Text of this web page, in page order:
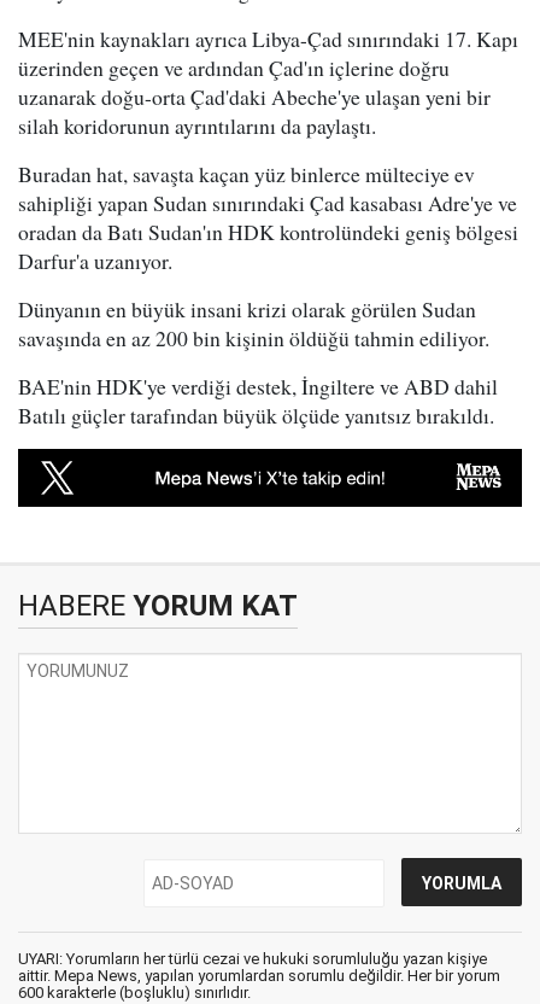
MEE'nin kaynakları ayrıca Libya-Çad sınırındaki 17. Kapı
üzerinden geçen ve ardından Çad'ın içlerine doğru
uzanarak doğu-orta Çad'daki Abeche'ye ulaşan yeni bir
silah koridorunun ayrıntılarını da paylaştı.
Buradan hat, savaşta kaçan yüz binlerce mülteciye ev
sahipliği yapan Sudan sınırındaki Çad kasabası Adre'ye ve
oradan da Batı Sudan'ın HDK kontrolündeki geniş bölgesi
Darfur'a uzanıyor.
Dünyanın en büyük insani krizi olarak görülen Sudan
savaşında en az 200 bin kişinin öldüğü tahmin ediliyor.
BAE'nin HDK'ye verdiği destek, İngiltere ve ABD dahil
Batılı güçler tarafından büyük ölçüde yanıtsız bırakıldı.
HABERE YORUM KAT
UYARI: Yorumların her türlü cezai ve hukuki sorumluluğu yazan kişiye
aittir. Mepa News, yapılan yorumlardan sorumlu değildir. Her bir yorum
600 karakterle (boşluklu) sınırlıdır.